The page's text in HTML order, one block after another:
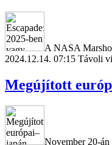
A NASA
2024.12.14. 07:15 Távoli
Megújított
November 20-án